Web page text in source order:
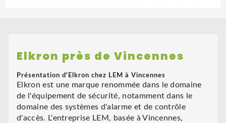
Elkron près de Vincennes
Présentation d'Elkron chez LEM à Vincennes
Elkron est une marque renommée dans le domaine
de l'équipement de sécurité, notamment dans le
domaine des systèmes d'alarme et de contrôle
d'accès. L'entreprise LEM, basée à Vincennes,